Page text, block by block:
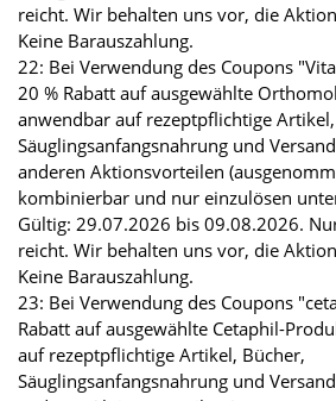
reicht. Wir behalten uns vor, die
Keine Barauszahlung.
22: Bei Verwendung des Coupons
20 % Rabatt auf ausgewählte
anwendbar auf rezeptpflichtige
Säuglingsanfangsnahrung und
anderen Aktionsvorteilen
kombinierbar und nur einzulösen
Gültig: 29.07.2026 bis 09.08.2026.
reicht. Wir behalten uns vor, die
Keine Barauszahlung.
23: Bei Verwendung des Coupons
Rabatt auf ausgewählte Cetaphil-
auf rezeptpflichtige Artikel, Bücher,
Säuglingsanfangsnahrung und